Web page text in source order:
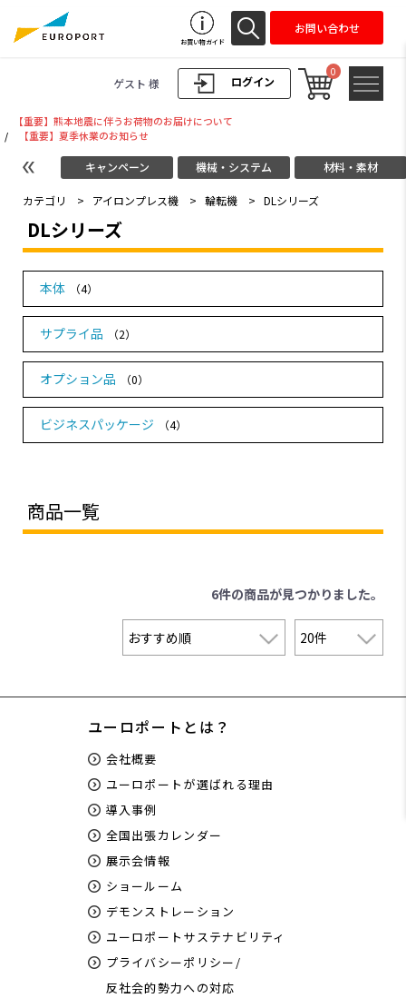
ログイン
ゲスト 様
0
お買い物ガイド
お問い合わせ
【重要】熊本地震に伴うお荷物のお届けについて
/
【重要】夏季休業のお知らせ
キャンペーン 機械・システム 材料・素材
カテゴリ > アイロンプレス機 > 輪転機 > DLシリーズ
DLシリーズ
本体 （4）
サプライ品 （2）
オプション品 （0）
ビジネスパッケージ （4）
商品一覧
6件の商品が見つかりました。
ユーロポートとは？
会社概要
ユーロポートが選ばれる理由
導入事例
全国出張カレンダー
展示会情報
ショールーム
デモンストレーション
ユーロポートサステナビリティ
プライバシーポリシー/
反社会的勢力への対応